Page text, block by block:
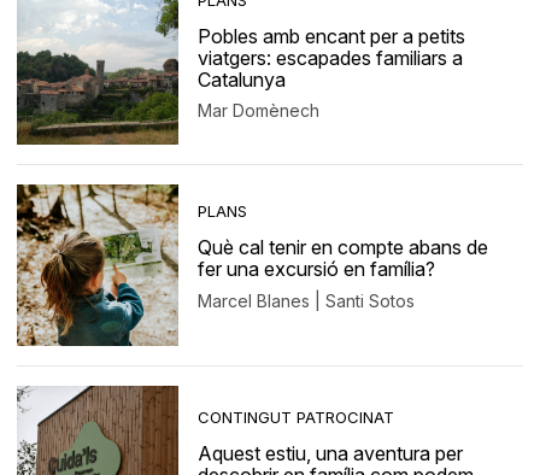
Pobles amb encant per a petits
viatgers: escapades familiars a
Catalunya
Mar Domènech
PLANS
Què cal tenir en compte abans de
fer una excursió en família?
Marcel Blanes | Santi Sotos
CONTINGUT PATROCINAT
Aquest estiu, una aventura per